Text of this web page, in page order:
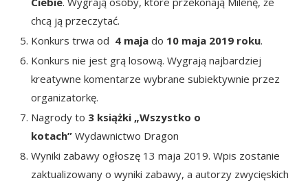
chcą ją przeczytać.
Konkurs trwa od 4 maja do 10 maja 2019 roku.
Konkurs nie jest grą losową. Wygrają najbardziej
kreatywne komentarze wybrane subiektywnie przez
organizatorkę.
Nagrody to 3 książki „Wszystko o
kotach” Wydawnictwo Dragon
Wyniki zabawy ogłoszę 13 maja 2019. Wpis zostanie
zaktualizowany o wyniki zabawy, a autorzy zwycięskich